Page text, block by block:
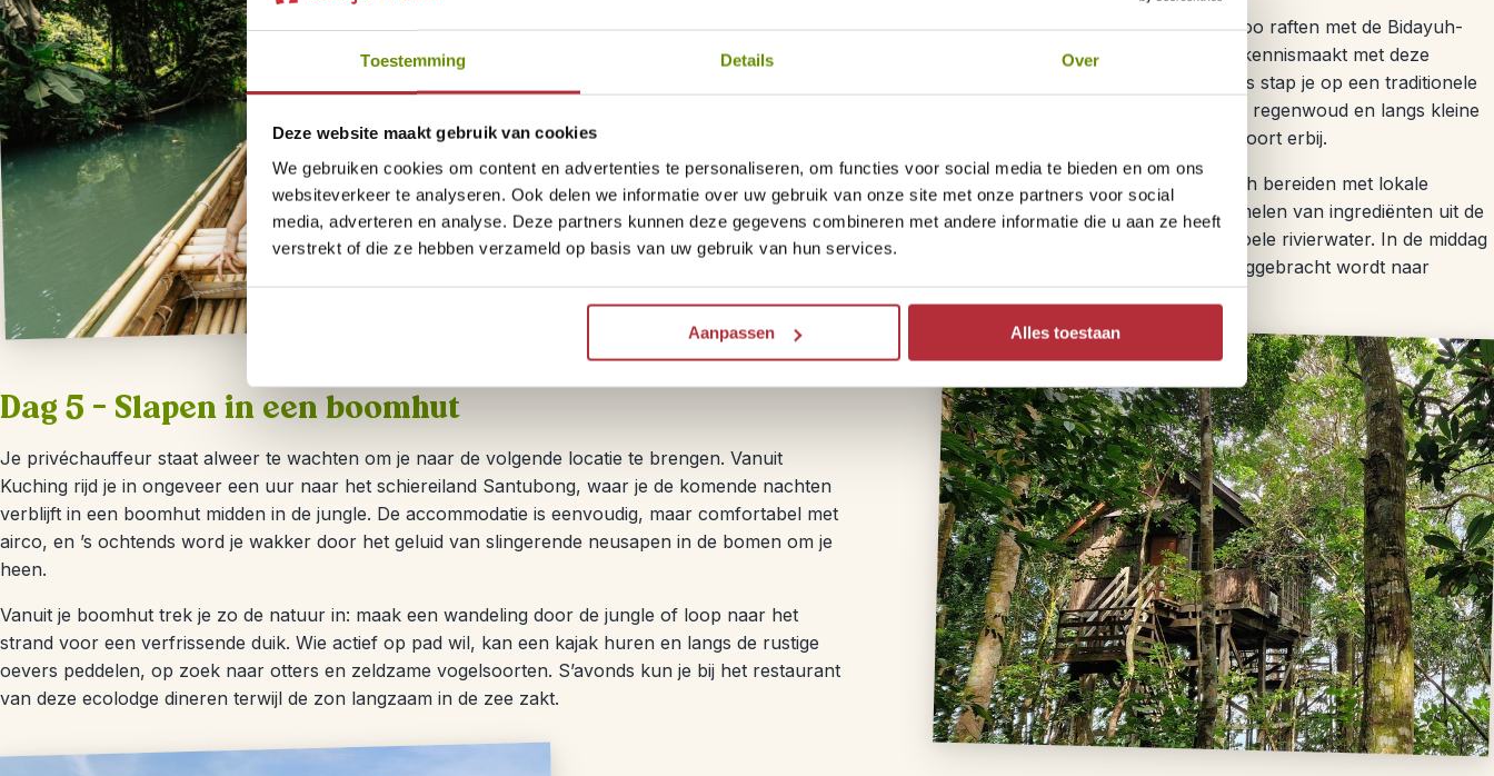
Toestemming Details Over
Deze website maakt gebruik van cookies
We gebruiken cookies om content en advertenties te personaliseren, om functies voor social media te bieden en om ons
websiteverkeer te analyseren. Ook delen we informatie over uw gebruik van onze site met onze partners voor social
media, adverteren en analyse. Deze partners kunnen deze gegevens combineren met andere informatie die u aan ze heeft
verstrekt of die ze hebben verzameld op basis van uw gebruik van hun services.
Aanpassen Alles toestaan
Vandaag ga je vanuit Kuching op pad voor een avontuurlijke dag bamboo raften met de Bidayuh-
stam. Na een rit van ongeveer 1 uur bereik je een lokaal dorp, waar je kennismaakt met deze
gemeenschap die bekendstaat om hun gebruik van bamboe. Vervolgens stap je op een traditionele
bamboevlot en vaar je over de kronkelende Sirin-rivier, dwars door het regenwoud en langs kleine
dorpen. Onderweg trotseer je lichte stroomversnellingen, nat worden hoort erbij.
Rond de middag leg je aan op een kiezelstrand, waar je gidsen een lunch bereiden met lokale
gerechten, gekookt in bamboe. Je kunt zelf meehelpen met het verzamelen van ingrediënten uit de
jungle. Na de lunch vaar je verder en is er tijd om te zwemmen in het koele rivierwater. In de middag
keer je terug naar het dorp voor een kop koffie of thee, waarna je teruggebracht wordt naar
Kuching.
Dag 5 – Slapen in een boomhut
Je privéchauffeur staat alweer te wachten om je naar de volgende locatie te brengen. Vanuit
Kuching rijd je in ongeveer een uur naar het schiereiland Santubong, waar je de komende nachten
verblijft in een boomhut midden in de jungle. De accommodatie is eenvoudig, maar comfortabel met
airco, en ’s ochtends word je wakker door het geluid van slingerende neusapen in de bomen om je
heen.
Vanuit je boomhut trek je zo de natuur in: maak een wandeling door de jungle of loop naar het
strand voor een verfrissende duik. Wie actief op pad wil, kan een kajak huren en langs de rustige
oevers peddelen, op zoek naar otters en zeldzame vogelsoorten. S’avonds kun je bij het restaurant
van deze ecolodge dineren terwijl de zon langzaam in de zee zakt.